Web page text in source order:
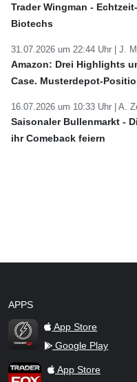
Trader Wingman -
Biotechs
31.07.2026 um 22:44 Uhr | J.
Amazon: Drei Highlights
Case. Musterdepot-
16.07.2026 um 10:33 Uhr | A.
Saisonaler Bullenmarkt -
ihr Comeback feiern
APPS
App Store
Google Play
TraderFox AppApp Store